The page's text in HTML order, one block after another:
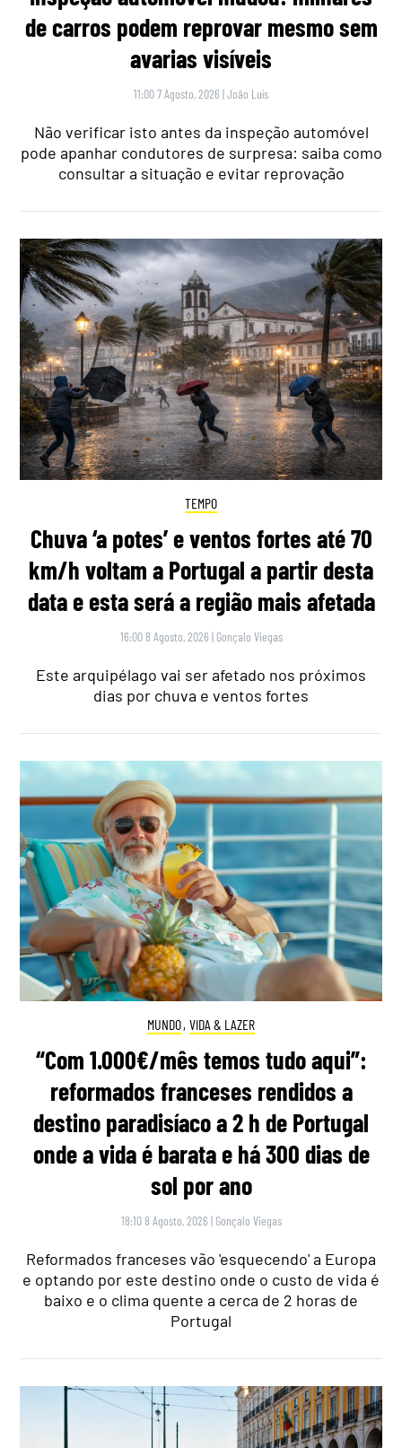
de carros podem reprovar mesmo sem
avarias visíveis
11:00 7 Agosto, 2026 |João Luís
Não verificar isto antes da inspeção automóvel
pode apanhar condutores de surpresa: saiba como
consultar a situação e evitar reprovação
TEMPO
Chuva ‘a potes’ e ventos fortes até 70
km/h voltam a Portugal a partir desta
data e esta será a região mais afetada
16:00 8 Agosto, 2026 | Gonçalo Viegas
Este arquipélago vai ser afetado nos próximos
dias por chuva e ventos fortes
MUNDO, VIDA & LAZER
“Com 1.000€/mês temos tudo aqui”:
reformados franceses rendidos a
destino paradisíaco a 2 h de Portugal
onde a vida é barata e há 300 dias de
sol por ano
18:10 8 Agosto, 2026 | Gonçalo Viegas
Reformados franceses vão 'esquecendo' a Europa
e optando por este destino onde o custo de vida é
baixo e o clima quente a cerca de 2 horas de
Portugal